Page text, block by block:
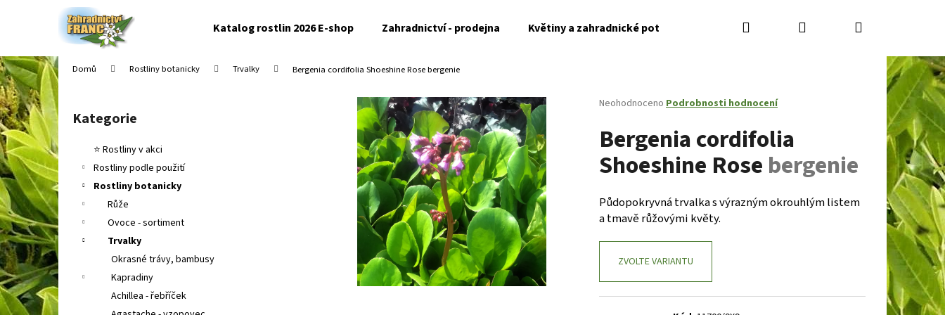
Katalog rostlin 2026 E-shop Zahradnictví - prodejna Květiny a zahradnické potřeby Kontakty Jak nakupovat
Hledat PřihlášeníNákupní
košík
Domů Rostliny botanicky Trvalky Bergenia cordifolia Shoeshine Rosebergenie
P
o
s
t
r
a
n
n
í
p
a
n
Přeskočit
kategorie
Kategorie
⭐ Rostliny v akci
Rostliny podle použití
Rostliny botanicky
Růže
Ovoce - sortiment
Trvalky
Okrasné trávy, bambusy
Kapradiny
Achillea - řebříček
Průměrné
produktu
je
0,0
z
hvězdiček.
Neohodnoceno Podrobnosti hodnocení
Bergenia cordifolia
Shoeshine Rose bergenie
Půdopokryvná trvalka s výrazným okrouhlým listem
a tmavě růžovými květy.
ZVOLTE VARIANTU
í
k
Zpět
do
obchodu
Zpět
do
obchodu
Co potřebujete najít?
HLEDAT
Doporučujeme